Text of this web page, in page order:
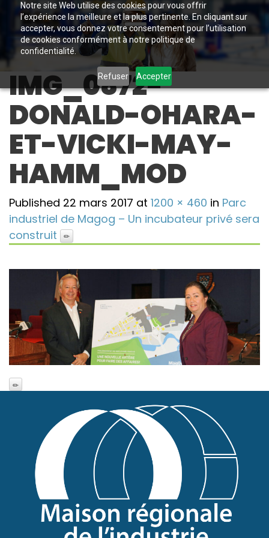
Notre site Web utilise des cookies pour vous offrir
l’expérience la meilleure et la plus pertinente. En cliquant sur
accepter, vous donnez votre consentement pour l’utilisation
de cookies conformément à notre politique de
confidentialité.
Refuser Accepter
IMG_0872-
DONALD-OHARA-
ET-VICKI-MAY-
HAMM_MOD
Published 22 mars 2017 at 1200 × 460 in Parc
industriel de Magog – Un incubateur privé sera
construit